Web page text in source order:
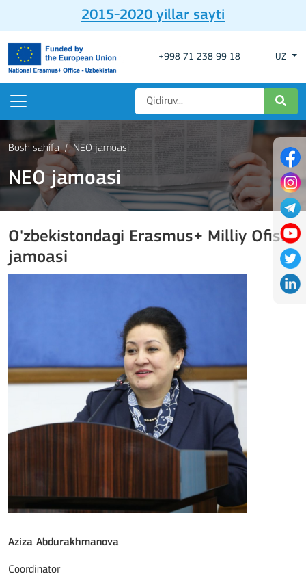
2015-2020 yillar sayti
+998 71 238 99 18 UZ
Bosh sahifa NEO jamoasi
NEO jamoasi
O'zbekistondagi Erasmus+ Milliy Ofisi
jamoasi
Aziza Abdurakhmanova
Coordinator